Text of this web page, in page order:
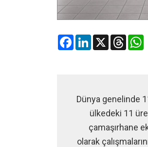
FacebookLinkedIn
X Threads
Dünya genelinde
ülkedeki 11
çamaşırhane
olarak